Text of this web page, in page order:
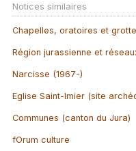
Notices similaires
Chapelles, oratoires et
Région jurassienne et
Narcisse (1967-)
Eglise Saint-Imier (site
Communes (canton du Jura)
fOrum culture